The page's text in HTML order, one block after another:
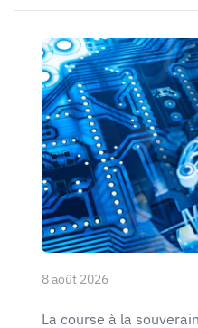
8 août 2026
La course à la